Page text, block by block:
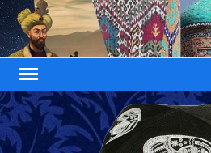
Skip
to
content